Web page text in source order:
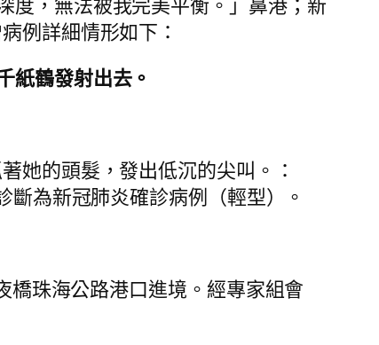
度，無法被我完美平衡。」鼻港；新
例詳細情形如下：
紙鶴發射出去。
她的頭髮，發出低沉的尖叫。：
為新冠肺炎確診病例（輕型）。
橋珠海公路港口進境。經專家組會